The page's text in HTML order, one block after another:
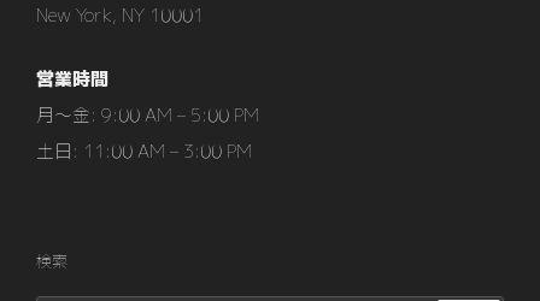
New York, NY 10001
営業時間
月〜金: 9:00 AM – 5:00 PM
土日: 11:00 AM – 3:00 PM
検索